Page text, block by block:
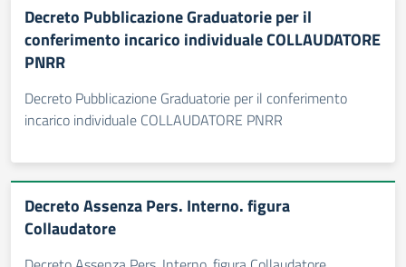
Decreto Pubblicazione Graduatorie per il
conferimento incarico individuale COLLAUDATORE
PNRR
Decreto Pubblicazione Graduatorie per il conferimento
incarico individuale COLLAUDATORE PNRR
Decreto Assenza Pers. Interno. figura
Collaudatore